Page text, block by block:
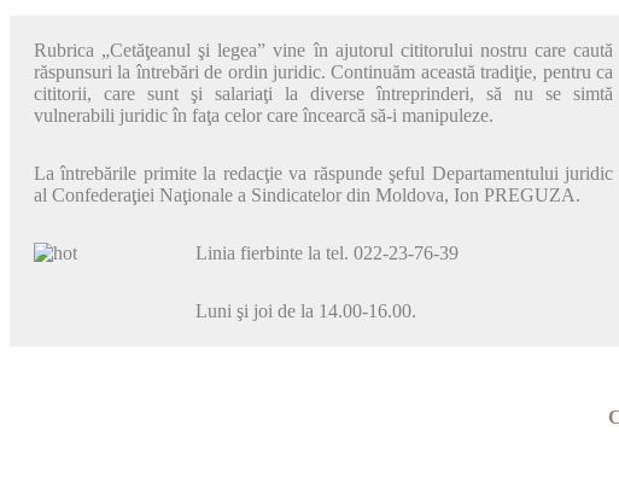
Rubrica „Cetăţeanul şi legea” vine în aju­torul cititorului nostru care caută
răspun­suri la întrebări de ordin juridic. Conti­nuăm această tradiţie, pentru ca
cititorii, care sunt şi salariaţi la diverse întreprin­deri, să nu se simtă
vulnerabili juridic în faţa celor care încearcă să-i manipuleze.
La întrebările primite la redacţie va răs­punde şeful Departamentului juridic
al Confederaţiei Naţionale a Sindicatelor din Moldova, Ion PREGUZA.
Linia fierbinte la tel. 022-23-76-39
Luni şi joi de la 14.00-16.00.